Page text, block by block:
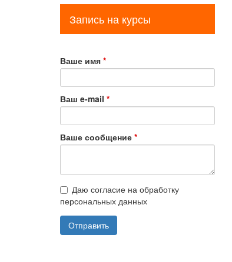
Запись на курсы
Ваше имя *
Ваш e-mail *
Ваше сообщение *
Даю согласие на обработку
персональных данных
Отправить